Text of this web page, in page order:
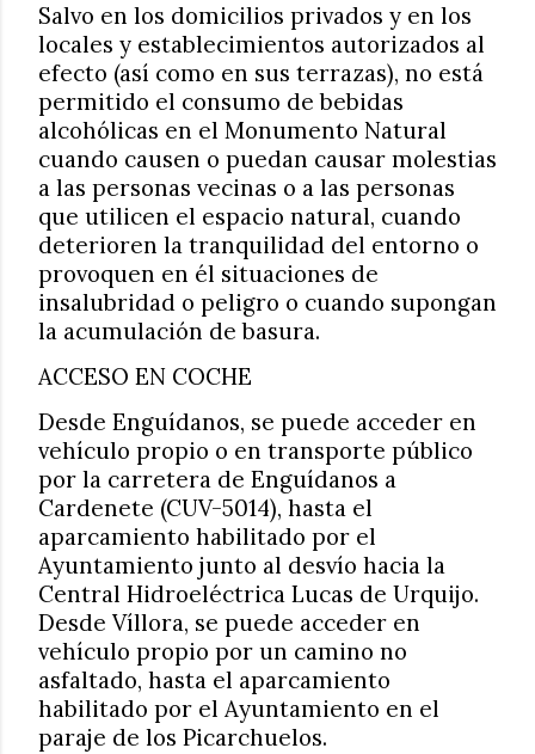
Salvo en los domicilios privados y en los
locales y establecimientos autorizados al
efecto (así como en sus terrazas), no está
permitido el consumo de bebidas
alcohólicas en el Monumento Natural
cuando causen o puedan causar molestias
a las personas vecinas o a las personas
que utilicen el espacio natural, cuando
deterioren la tranquilidad del entorno o
provoquen en él situaciones de
insalubridad o peligro o cuando supongan
la acumulación de basura.
ACCESO EN COCHE
Desde Enguídanos, se puede acceder en
vehículo propio o en transporte público
por la carretera de Enguídanos a
Cardenete (CUV-5014), hasta el
aparcamiento habilitado por el
Ayuntamiento junto al desvío hacia la
Central Hidroeléctrica Lucas de Urquijo.
Desde Víllora, se puede acceder en
vehículo propio por un camino no
asfaltado, hasta el aparcamiento
habilitado por el Ayuntamiento en el
paraje de los Picarchuelos.